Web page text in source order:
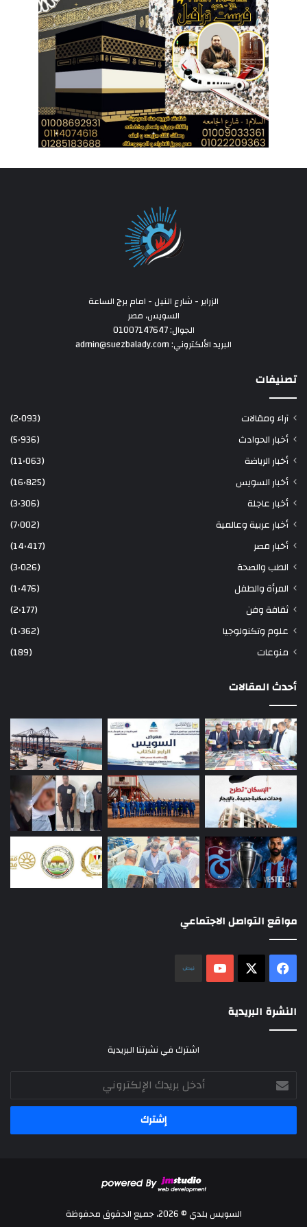
الزراير - شارع النيل - امام برج الساعة
السويس، مصر
الجوال: 01007147647
البريد الألكتروني: admin@suezbalady.com
تصنيفات
آراء ومقالات
(2٬093)
أخبار الحوادث
(5٬936)
أخبار الرياضة
(11٬063)
أخبار السويس
(16٬825)
أخبار عاجلة
(3٬306)
أخبار عربية وعالمية
(7٬002)
أخبار مصر
(14٬417)
الطب والصحة
(3٬026)
المرأة والطفل
(1٬476)
ثقافة وفن
(2٬177)
علوم وتكنولوجيا
(1٬362)
منوعات
(189)
أحدث المقالات
مواقع التواصل الاجتماعي
فيسبوك ‫YouTube
النشرة البريدية
اشترك في نشرتنا البريدية
أدخل
بريدك
الإلكتروني
السويس بلدي © 2026، جميع الحقوق محفوظة